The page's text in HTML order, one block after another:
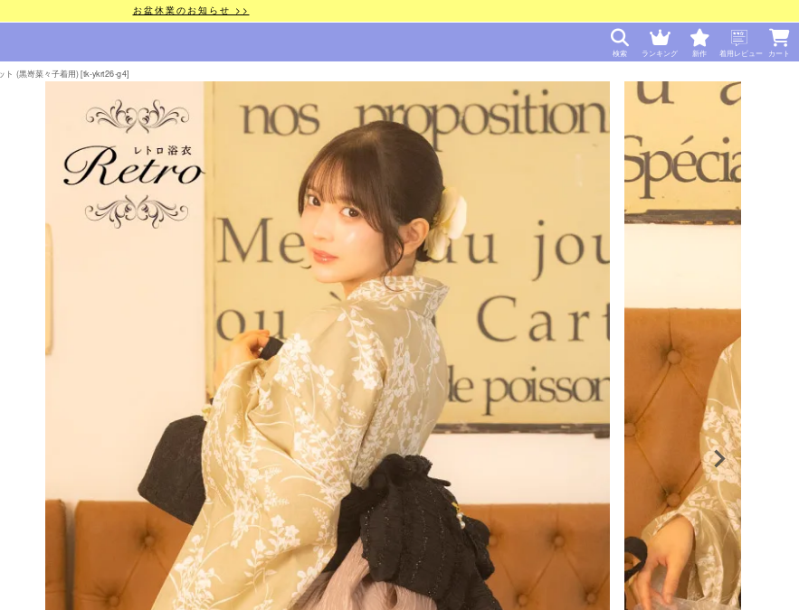
お盆休業のお知らせ >>
検索 ランキング 新作 着用レビュー カート
ト (黒嵜菜々子着用) [tk-ykrt26-g4]